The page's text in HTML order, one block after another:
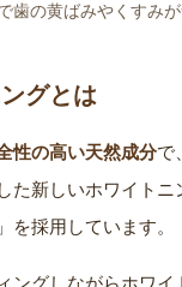
歯の黄ばみやくすみ
グとは
性の高い天然成分で
た新しいホワイトニ
を採用しています。